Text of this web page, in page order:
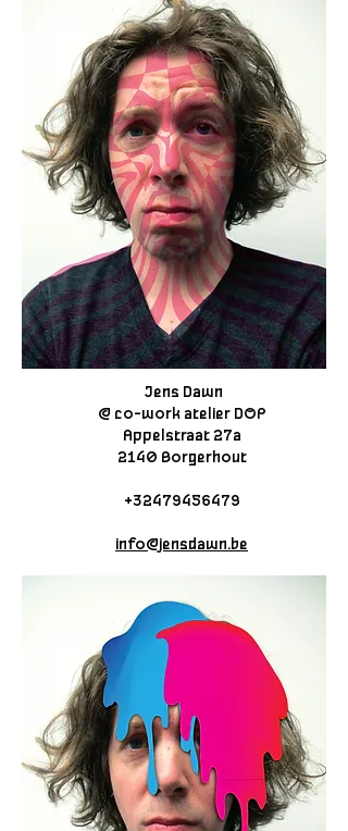
Jens Dawn
@ co-work atelier DOP
Appelstraat 27a
2140 Borgerhout
+32479456479
info@jensdawn.be